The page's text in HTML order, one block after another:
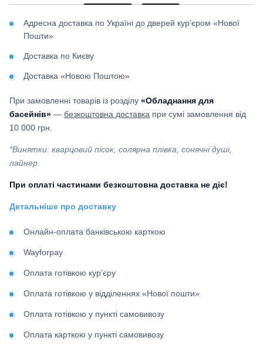
Адресна доставка по Україні до дверей кур’єром «Нової
Пошти»
Доставка по Києву
Доставка «Новою Поштою»
При замовленні товарів із розділу «Обладнання для
басейнів» — безкоштовна доставка при сумі замовлення від
10 000 грн.
*Винятки: кварцовий пісок, солярна плівка, сонячні душі,
лайнер.
При оплаті частинами безкоштовна доставка не діє!
Детальніше про доставку
Онлайн-оплата банківською карткою
Wayforpay
Оплата готівкою кур’єру
Оплата готівкою у відділеннях «Нової пошти»
Оплата готівкою у пункті самовивозу
Оплата карткою у пункті самовивозу